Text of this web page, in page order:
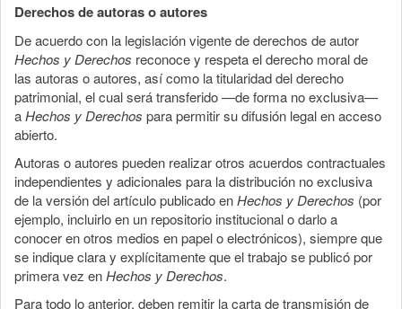
Derechos de autoras o autores
De acuerdo con la legislación vigente de derechos de autor
Hechos y Derechos reconoce y respeta el derecho moral de
las autoras o autores, así como la titularidad del derecho
patrimonial, el cual será transferido —de forma no exclusiva—
aHechos y Derechos para permitir su difusión legal en acceso
abierto.
Autoras o autores pueden realizar otros acuerdos contractuales
independientes y adicionales para la distribución no exclusiva
de la versión del artículo publicado enHechos y Derechos (por
ejemplo, incluirlo en un repositorio institucional o darlo a
conocer en otros medios en papel o electrónicos), siempre que
se indique clara y explícitamente que el trabajo se publicó por
primera vez enHechos y Derechos.
Para todo lo anterior, deben remitir la carta de transmisión de